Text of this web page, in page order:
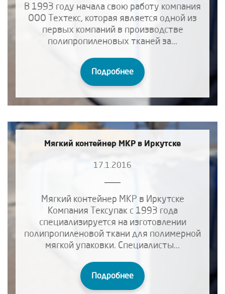
В 1993 году начала свою работу компания
ООО Техтекс, которая является одной из
первых компаний в производстве
полипропиленовых тканей за...
Подробнее
Мягкий контейнер МКР в Иркутске
17.1.2016
Мягкий контейнер МКР в Иркутске
Компания Тексупак с 1993 года
специализируется на изготовлении
полипропиленовой ткани для полимерной
мягкой упаковки. Специалисты...
Подробнее